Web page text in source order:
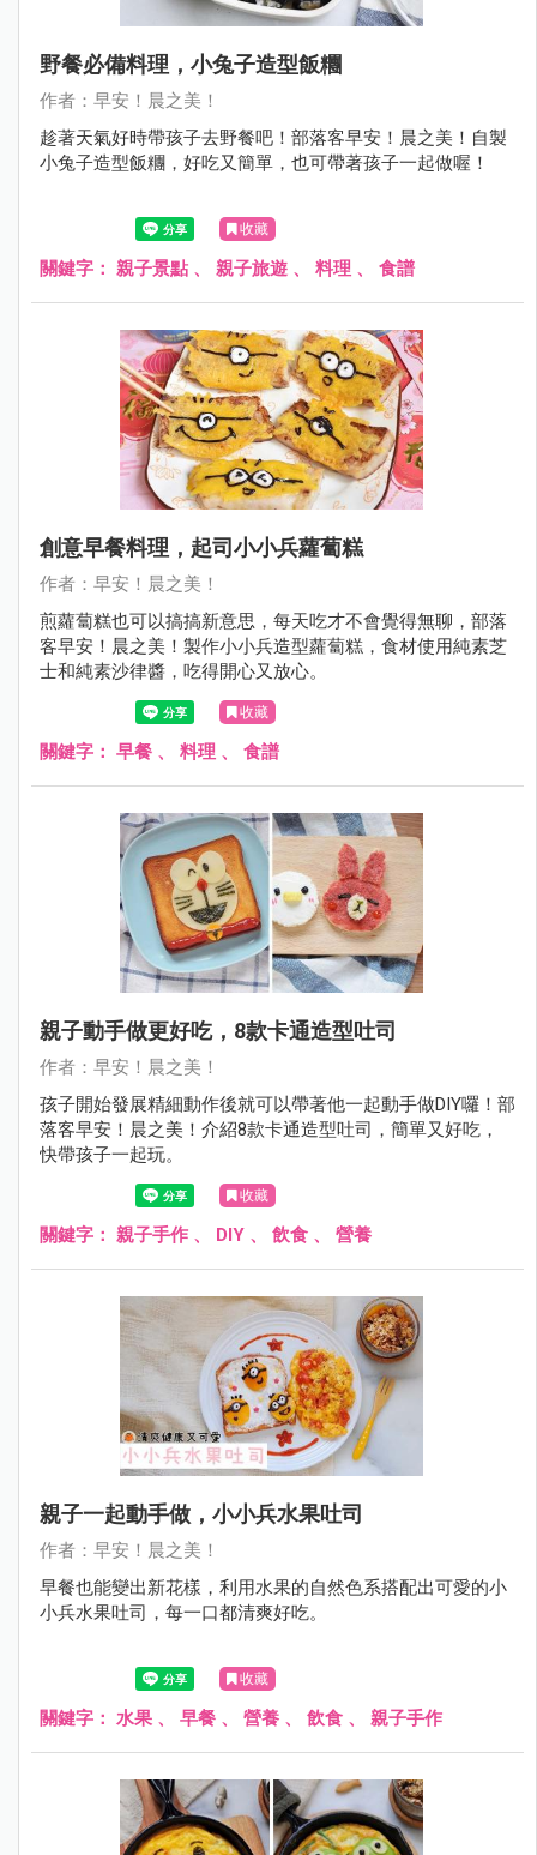
野餐必備料理，小兔子造型飯糰
作者：早安！晨之美！
趁著天氣好時帶孩子去野餐吧！部落客早安！晨之美！自製
小兔子造型飯糰，好吃又簡單，也可帶著孩子一起做喔！
收藏
關鍵字： 親子景點 、 親子旅遊 、 料理 、 食譜
創意早餐料理，起司小小兵蘿蔔糕
作者：早安！晨之美！
煎蘿蔔糕也可以搞搞新意思，每天吃才不會覺得無聊，部落
客早安！晨之美！製作小小兵造型蘿蔔糕，食材使用純素芝
士和純素沙律醬，吃得開心又放心。
收藏
關鍵字： 早餐 、 料理 、 食譜
親子動手做更好吃，8款卡通造型吐司
作者：早安！晨之美！
孩子開始發展精細動作後就可以帶著他一起動手做DIY囉！部
落客早安！晨之美！介紹8款卡通造型吐司，簡單又好吃，
快帶孩子一起玩。
收藏
關鍵字： 親子手作 、 DIY 、 飲食 、 營養
親子一起動手做，小小兵水果吐司
作者：早安！晨之美！
早餐也能變出新花樣，利用水果的自然色系搭配出可愛的小
小兵水果吐司，每一口都清爽好吃。
收藏
關鍵字： 水果 、 早餐 、 營養 、 飲食 、 親子手作